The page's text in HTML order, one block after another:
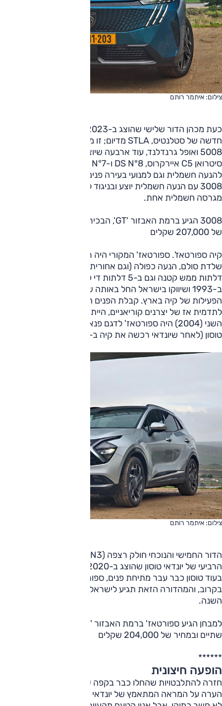
צילום: איתמר רותם
חדשה של סטלנטיס, STLA מדיום; זו משרתת כבר כיום את פיג'ו
5008 ואופל גרנדלנד, עוד ארבעה שיוצגו השנה: ג'יפ קומפאס,
להנעה חשמלית וגם למנועי בעירה פנימית. והדור הראשון של
3008 עם הנעה חשמלית יוצע ובניגוד לרוב המתחרים גם ביותר
מגרסה חשמלית אחת.
3008 הגיע ברמת האבזור 'GT', הבכירה מתוך שתיים ובמחיר
של 207,000 שקלים
קיה ספורטאז'. ספורטאז' המקורי היה רכב שטח אמיתי עם
דלתות ממש קטנה וגם ב-5 דלתות די קומפקטית. הוא הוצג
ב-1993 ושיווקו בישראל החל באותה שנה, ממש עם תחילת
הפעילות של קיה בארץ. קבלת הפנים החיובית לדגם זה, בניגוד
לתדמית אז של יצרנים קוריאניים, הייתה גם סימן לבאות. בדור
השני (2004) היה ספורטאז' לדגם פנאי קומפקטי תואם יונדאי
טוסון (לאחר שיונדאי רכשה את קיה ב-1998).
צילום: איתמר רותם
בעוד טוסון כבר עבר מתיחת פנים, ספורטאז' צפוי להתחדש
בקרוב, והמהדורה הזאת תגיע לישראל במחצית השנייה של
השנה.
למבחן הגיע ספורטאז' ברמת האבזור 'פרמיום', הבכירה מתוך
שתיים ובמחיר של 204,000 שקלים
******
הופעה חיצונית
חזרה להתלבטויות שהחלו כבר בקפה של הבוקר כשאוהד זרק
הערה על המראה המתאמץ של יונדאי טוסון. אף אחד מהאחרים